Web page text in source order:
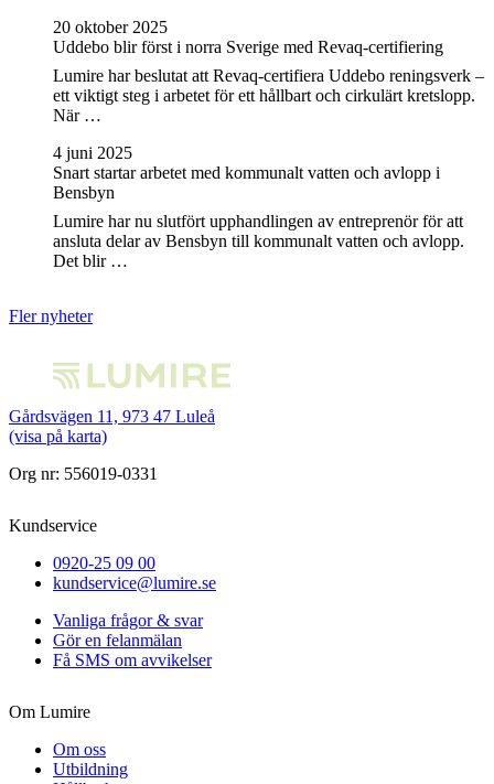
Uddebo blir först i norra Sverige med Revaq-certifiering
20 oktober 2025
Lumire har beslutat att Revaq-certifiera Uddebo reningsverk –
ett viktigt steg i arbetet för ett hållbart och cirkulärt kretslopp.
När …
Snart startar arbetet med kommunalt vatten och avlopp i
Bensbyn
4 juni 2025
Lumire har nu slutfört upphandlingen av entreprenör för att
ansluta delar av Bensbyn till kommunalt vatten och avlopp.
Det blir …
Fler nyheter
Gårdsvägen 11, 973 47 Luleå
(visa på karta)
Org nr: 556019-0331
Kundservice
0920-25 09 00
kundservice@lumire.se
Vanliga frågor & svar
Gör en felanmälan
Få SMS om avvikelser
Om Lumire
Om oss
Utbildning